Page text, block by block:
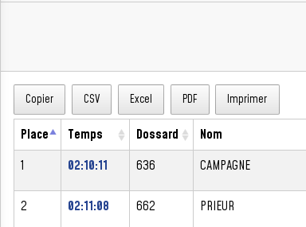
Copier CSV Excel PDF Imprimer
Place Temps Dossard Nom
1
02:10:11 636 CAMPAGNE
2 02:11:08 662 PRIEUR